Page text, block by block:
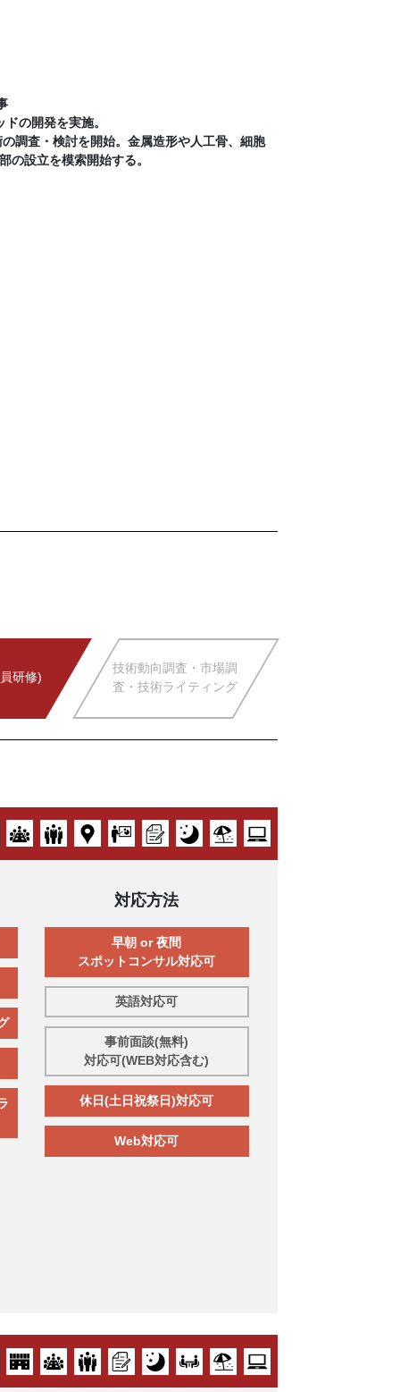
の開発を実施。
調査・検討を開始。金属造形や人工骨、細胞
の設立を模索開始する。
研修)
技術動向調査・市場調
査・技術ライティング
対応方法
早朝 or 夜間
スポットコンサル対応可
英語対応可
事前面談(無料)
対応可(WEB対応含む)
休日(土日祝祭日)対応可
Web対応可